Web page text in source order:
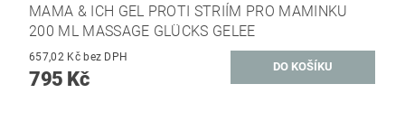
MAMA & ICH GEL PROTI STRIÍM PRO MAMINKU
200 ML MASSAGE GLÜCKS GELEE
657,02 Kč bez DPH
795 Kč